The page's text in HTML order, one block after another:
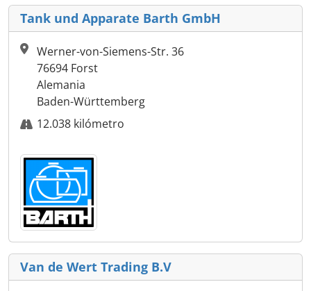
Tank und Apparate Barth GmbH
Werner-von-Siemens-Str. 36
76694 Forst
Alemania
Baden-Württemberg
12.038 kilómetro
Van de Wert Trading B.V